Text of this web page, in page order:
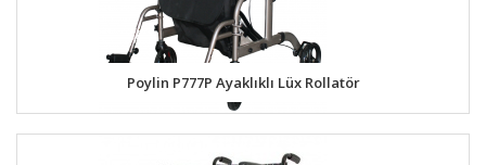
Poylin P777P Ayaklıklı Lüx Rollatör